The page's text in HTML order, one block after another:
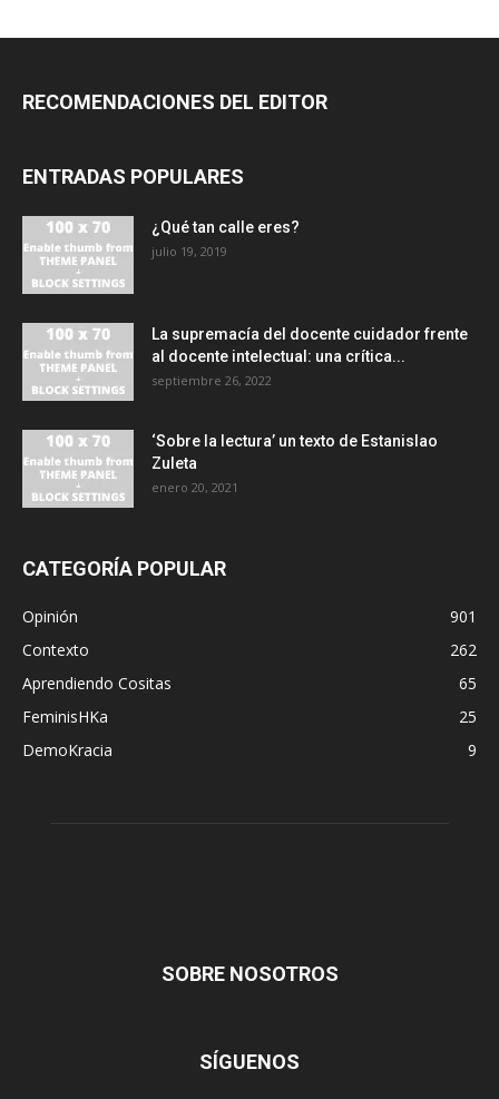
RECOMENDACIONES DEL EDITOR
ENTRADAS POPULARES
¿Qué tan calle eres?
julio 19, 2019
La supremacía del docente cuidador frente
al docente intelectual: una crítica...
septiembre 26, 2022
‘Sobre la lectura’ un texto de Estanislao
Zuleta
enero 20, 2021
CATEGORÍA POPULAR
Opinión
901
Contexto
262
Aprendiendo Cositas
65
FeminisHKa
25
DemoKracia
9
SOBRE NOSOTROS
SÍGUENOS